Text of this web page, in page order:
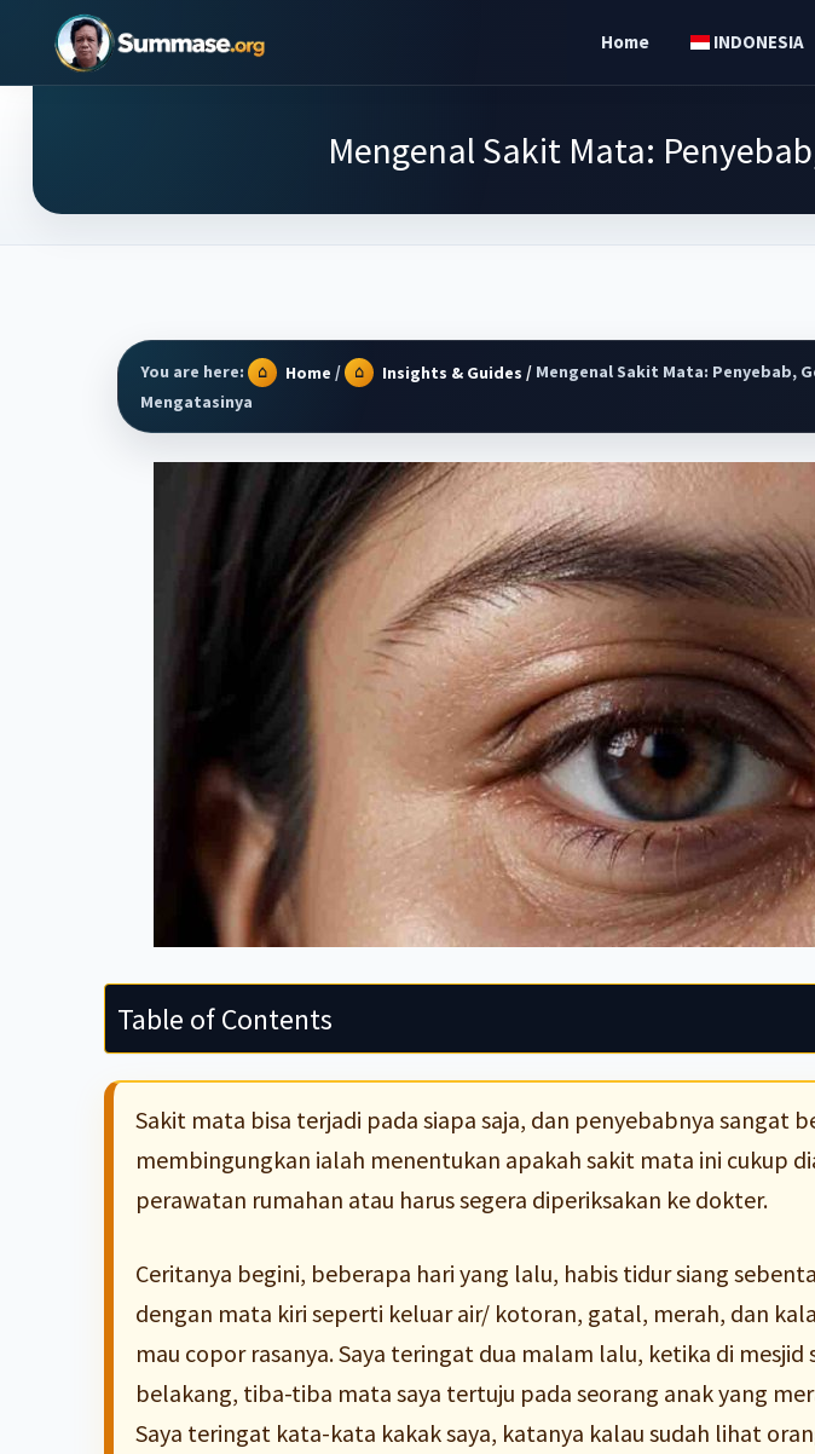
Summase.Org
My
–
Stories
Motivate
Home INDONESIA
Mengenal Sakit Mata:
You are here: Home / Insights & Guides /Mengenal Sakit Mata: Penyebab,
Mengatasinya
Table of Contents
Sakit mata bisa terjadi pada siapa saja, dan penyebabnya sangat
membingungkan ialah menentukan apakah sakit mata ini cukup
perawatan rumahan atau harus segera diperiksakan ke dokter.
Ceritanya begini, beberapa hari yang lalu, habis tidur siang
dengan mata kiri seperti keluar air/ kotoran, gatal, merah, dan
mau copor rasanya. Saya teringat dua malam lalu, ketika di mesjid
belakang, tiba-tiba mata saya tertuju pada seorang anak yang
Saya teringat kata-kata kakak saya, katanya kalau sudah lihat